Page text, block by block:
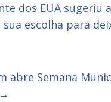
dos EUA sugeriu
escolha para
abre Semana
→